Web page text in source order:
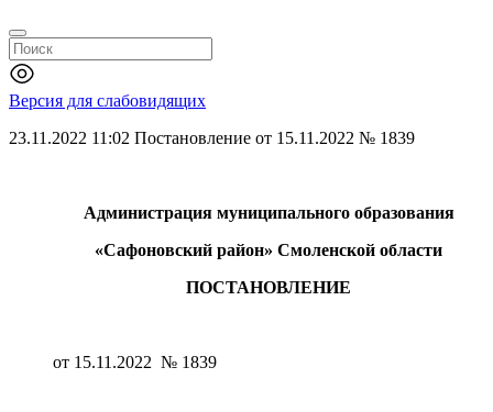
Версия для слабовидящих
23.11.2022 11:02 Постановление от 15.11.2022 № 1839
Администрация муниципального образования
«Сафоновский район» Смоленской области
ПОСТАНОВЛЕНИЕ
от 15.11.2022 № 1839